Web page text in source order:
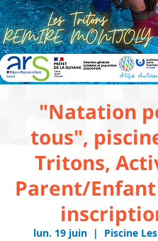
"Natation
tous",
Tritons,
Parent/Enfant
lun. 19 juin
  |
Piscine